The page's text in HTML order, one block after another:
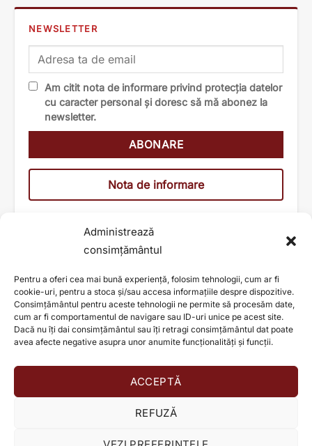
Administrează
consimțământul
Pentru a oferi cea mai bună experiență, folosim tehnologii, cum ar fi
cookie-uri, pentru a stoca și/sau accesa informațiile despre dispozitive.
Consimțământul pentru aceste tehnologii ne permite să procesăm date,
cum ar fi comportamentul de navigare sau ID-uri unice pe acest site.
Dacă nu îți dai consimțământul sau îți retragi consimțământul dat poate
avea afecte negative asupra unor anumite funcționalități și funcții.
ACCEPTĂ
REFUZĂ
NEWSLETTER
Am citit nota de informare privind protecția datelor
cu caracter personal și doresc să mă abonez la
newsletter.
Nota de informare
AJUTĂ ȘI TU LA SCHIMBAREA UNEI VIEȚI!